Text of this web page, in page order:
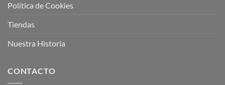
Política de Cookies
Tiendas
Nuestra Historia
CONTACTO